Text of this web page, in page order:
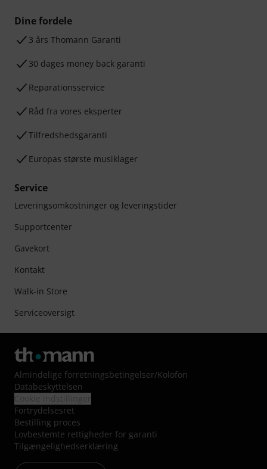
Dine fordele
3 års Thomann Garanti
30 dages money back garanti
Reparationsservice
Råd fra vores eksperter
Tilfredshedsgaranti
Europas største musiklager
Service
Leveringsomkostninger og leveringstider
Supportcenter
Gavekort
Kontakt
Walk-in Store
Serviceoversigt
Almindelige forretningsbetingelser/Kolofon
Databeskyttelsen
Fortrydelsesret
Bestilling proces
Lovbestemte rettigheder for garanti
Tilgængelighedserklæring